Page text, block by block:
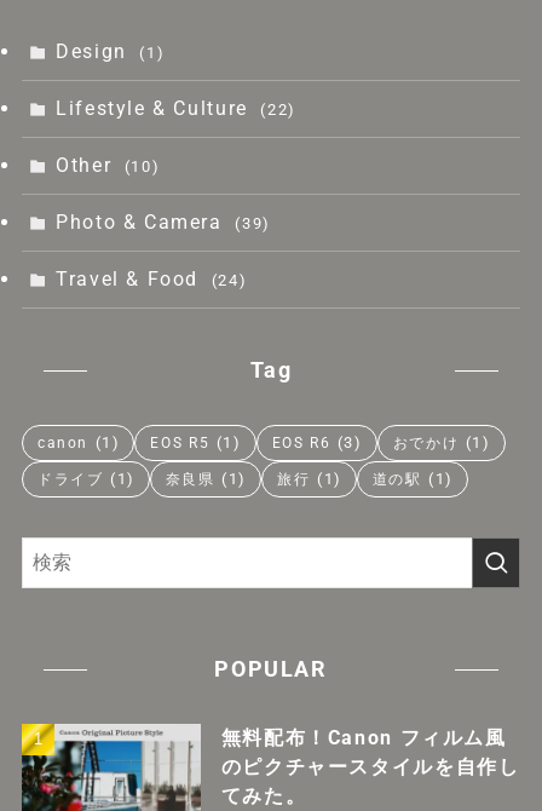
Design (1)
Lifestyle & Culture (22)
Other (10)
Photo & Camera (39)
Travel & Food (24)
Tag
canon (1) EOS R5 (1) EOS R6 (3) おでかけ (1)
ドライブ (1) 奈良県 (1) 旅行 (1) 道の駅 (1)
POPULAR
無料配布！Canon フィルム風
のピクチャースタイルを自作し
てみた。